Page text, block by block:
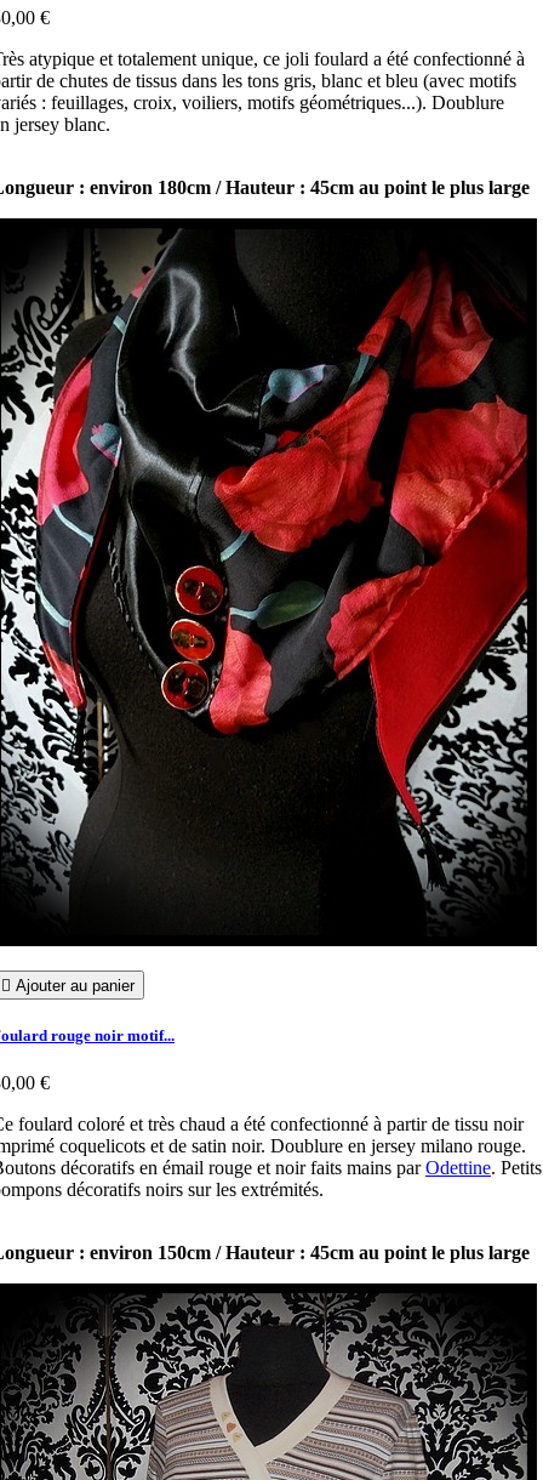
€
atypique et totalement unique, ce joli foulard a été confectionné à
de chutes de tissus dans les tons gris, blanc et bleu (avec motifs
: feuillages, croix, voiliers, motifs géométriques...). Doublure
jersey blanc.
: environ 180cm / Hauteur : 45cm au point le plus large
 Ajouter au panier
rouge noir motif...
€
foulard coloré et très chaud a été confectionné à partir de tissu noir
coquelicots et de satin noir. Doublure en jersey milano rouge.
décoratifs en émail rouge et noir faits mains parOdettine. Petits
décoratifs noirs sur les extrémités.
: environ 150cm / Hauteur : 45cm au point le plus large